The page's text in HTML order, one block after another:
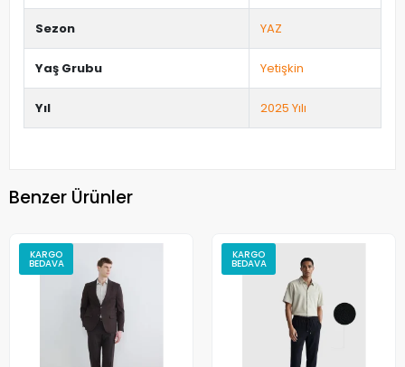
Sezon YAZ
Yaş Grubu Yetişkin
Yıl 2025 Yılı
Benzer Ürünler
KARGO
BEDAVA
KARGO
BEDAVA